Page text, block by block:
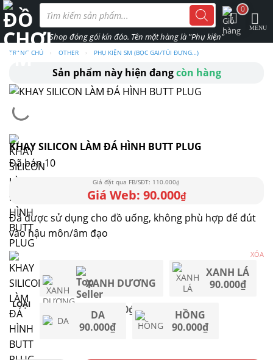
Skip
to
content
Tìm
kiếm
phẩm
TRANG CHỦ › OTHER › PHỤ KIỆN SM (BỌC GAI/TÚI ĐỰNG…)
Sản phẩm này hiện đangcòn hàng
KHAY SILICON LÀM ĐÁ HÌNH BUTT PLUG
Đã bán 10
110.000₫
90.000₫
Đá được sử dụng cho đồ uống, không phù hợp để đút
vào hậu môn/âm đạo
LOẠI
XANH DƯƠNG
90.000₫
XANH LÁ
90.000₫
DA
90.000₫
HỒNG
90.000₫
XÓA
0